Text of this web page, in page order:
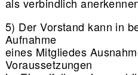
5) Der Vorstand kann in
Aufnahme
eines Mitgliedes
Voraussetzungen